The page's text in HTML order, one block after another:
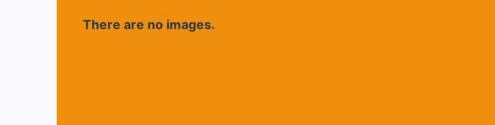
There are no images.